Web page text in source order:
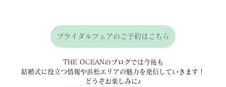
ブライダルフェアのご予約はこちら
THE OCEANのブログでは今後も
結婚式に役立つ情報や浜松エリアの魅力を発信していきます！
どうぞお楽しみに♪